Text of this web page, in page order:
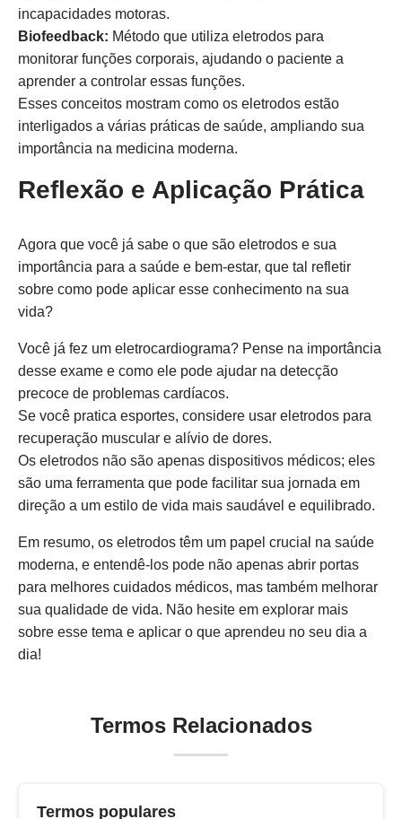
incapacidades motoras.
Biofeedback: Método que utiliza eletrodos para
monitorar funções corporais, ajudando o paciente a
aprender a controlar essas funções.
Esses conceitos mostram como os eletrodos estão
interligados a várias práticas de saúde, ampliando sua
importância na medicina moderna.
Reflexão e Aplicação Prática
Agora que você já sabe o que são eletrodos e sua
importância para a saúde e bem-estar, que tal refletir
sobre como pode aplicar esse conhecimento na sua
vida?
Você já fez um eletrocardiograma? Pense na importância
desse exame e como ele pode ajudar na detecção
precoce de problemas cardíacos.
Se você pratica esportes, considere usar eletrodos para
recuperação muscular e alívio de dores.
Os eletrodos não são apenas dispositivos médicos; eles
são uma ferramenta que pode facilitar sua jornada em
direção a um estilo de vida mais saudável e equilibrado.
Em resumo, os eletrodos têm um papel crucial na saúde
moderna, e entendê-los pode não apenas abrir portas
para melhores cuidados médicos, mas também melhorar
sua qualidade de vida. Não hesite em explorar mais
sobre esse tema e aplicar o que aprendeu no seu dia a
dia!
Termos Relacionados
Termos populares